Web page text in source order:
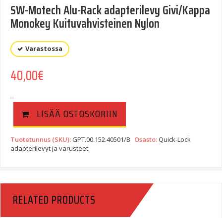
SW-Motech Alu-Rack adapterilevy Givi/Kappa
Monokey Kuituvahvisteinen Nylon
Varastossa
40,00€
LISÄÄ OSTOSKORIIN
Tuotetunnus (SKU):GPT.00.152.40501/B Osasto:Quick-Lock
adapterilevyt ja varusteet
RELATED PRODUCTS